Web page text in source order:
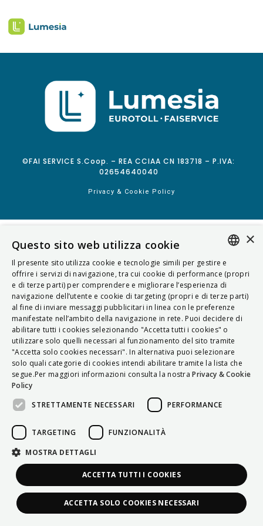
©FAI SERVICE S.Coop. – REA CCIAA CN 183718 – P.IVA:
02654640040
Privacy & Cookie Policy
ITALIAN
ENGLISH
FRENCH
HUNGARIAN
DEUTSCH
POLSKI
PORTUGUÊS
×
Questo sito web utilizza cookie
Il presente sito utilizza cookie e tecnologie simili per gestire e
offrire i servizi di navigazione, tra cui cookie di performance (propri
e di terze parti) per comprendere e migliorare l’esperienza di
navigazione dell’utente e cookie di targeting (propri e di terze parti)
al fine di inviare messaggi pubblicitari in linea con le preferenze
manifestate nell’ambito della navigazione in rete. Puoi decidere di
abilitare tutti i cookies selezionando "Accetta tutti i cookies" o
utilizzare solo quelli necessari al funzionamento del sito tramite
"Accetta solo cookies necessari". In alternativa puoi selezionare
solo quali categorie di cookies intendi abilitare tramite la lista che
segue.Per maggiori informazioni consulta la nostra Privacy & Cookie
Policy
STRETTAMENTE NECESSARI
PERFORMANCE
TARGETING FUNZIONALITÀ
MOSTRA DETTAGLI
ACCETTA TUTTI I COOKIES
ACCETTA SOLO COOKIES NECESSARI